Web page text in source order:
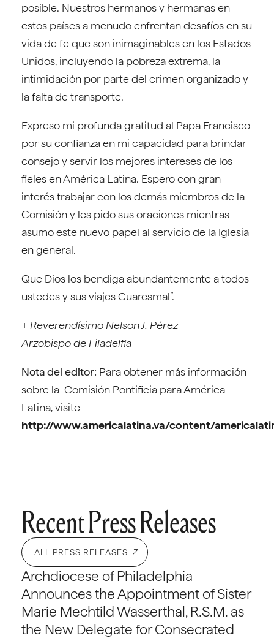
posible. Nuestros hermanos y hermanas en
estos países a menudo enfrentan desafíos en su
vida de fe que son inimaginables en los Estados
Unidos, incluyendo la pobreza extrema, la
intimidación por parte del crimen organizado y
la falta de transporte.
Expreso mi profunda gratitud al Papa Francisco
por su confianza en mi capacidad para brindar
consejo y servir los mejores intereses de los
fieles en América Latina. Espero con gran
interés trabajar con los demás miembros de la
Comisión y les pido sus oraciones mientras
asumo este nuevo papel al servicio de la Iglesia
en general.
Que Dios los bendiga abundantemente a todos
ustedes y sus viajes Cuaresmal”.
+ Reverendísimo Nelson J. Pérez
Arzobispo de Filadelfia
Nota del editor: Para obtener más información
sobre la Comisión Pontificia para América
Latina, visite
http://www.americalatina.va/content/
Recent Press Releases
ALL PRESS RELEASES
Archdiocese of Philadelphia
Announces the Appointment of Sister
Marie Mechtild Wasserthal, R.S.M. as
the New Delegate for Consecrated